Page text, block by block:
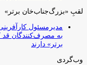
لقبِ «بزرگ‌جناب‌خان برتر»
مدیرمسئول
به مصرف‌کنندگان
برتر» دارند
وب‌گردی